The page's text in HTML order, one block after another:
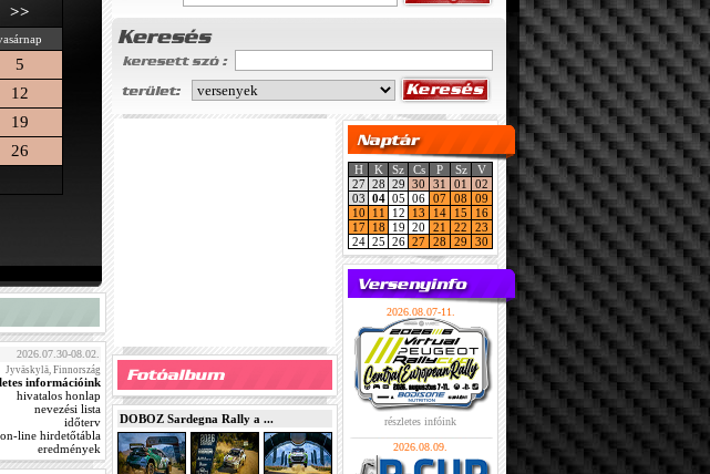
>>
5
12
19
26
2026.07.30-08.02.
Jyväskylä, Finnország
információink
hivatalos honlap
nevezési lista
időterv
on-line hirdetőtábla
eredmények
DOBOZ Sardegna Rally a ...
H K Sz Cs P Sz
V
27 28 29 30 31 01
02
03 04 05 06 07 08
09
10
11 12 13 14 15
16
17
18 19 20 21 22
23
24 25 26 27 28 29 30
2026.08.07-11.
részletes infóink
2026.08.09.